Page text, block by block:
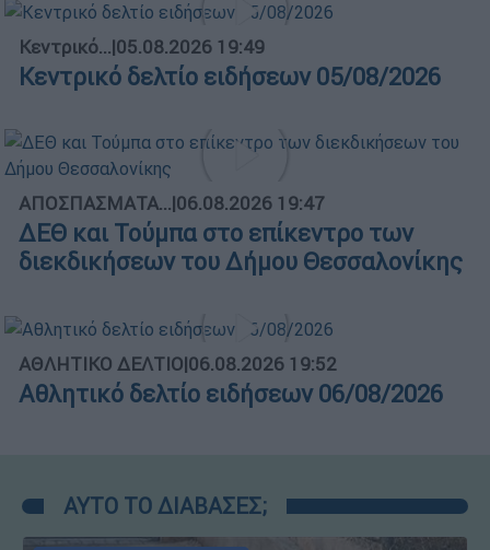
Κεντρικό...|05.08.2026 19:49
Κεντρικό δελτίο ειδήσεων 05/08/2026
ΑΠΟΣΠΑΣΜΑΤΑ...|06.08.2026 19:47
ΔΕΘ και Τούμπα στο επίκεντρο των
διεκδικήσεων του Δήμου Θεσσαλονίκης
ΑΘΛΗΤΙΚΟ ΔΕΛΤΙΟ|06.08.2026 19:52
Αθλητικό δελτίο ειδήσεων 06/08/2026
ΑΥΤΟ ΤΟ ΔΙΑΒΑΣΕΣ;